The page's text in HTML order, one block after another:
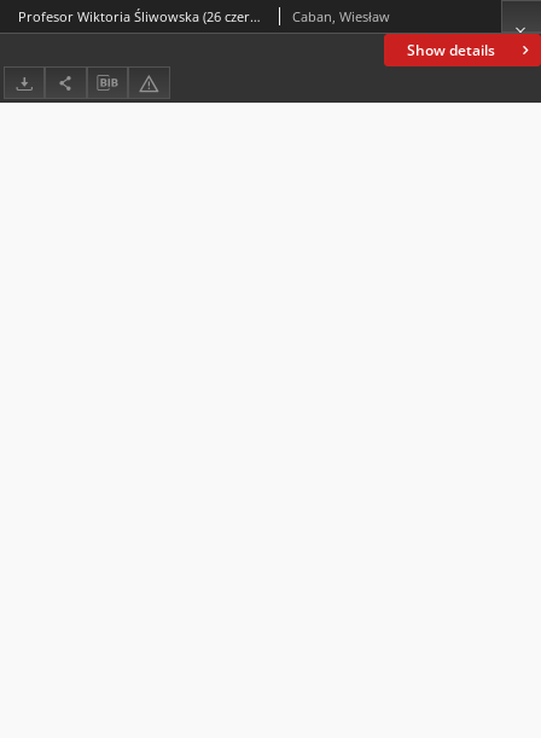
Show details
Profesor Wiktoria Śliwowska (26 czerwca 1931 – 27 grudnia 2021) Caban, Wiesław